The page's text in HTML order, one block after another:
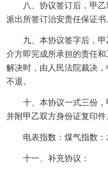
八、协议签订后，甲
派出所签订治安责任保证书
九、本协议签字后，
介方即完成所承担的责任
解决时，由人民法院裁决
不退。
十、本协议一式三份
并附甲乙双方身份证复印件
电表指数：煤气指数：
十一、补充协议：